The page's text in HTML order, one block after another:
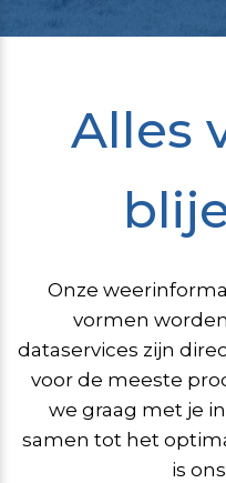
Alles
Onze
vormen
dataservices zijn
voor de meeste
we graag met je
samen tot het
is